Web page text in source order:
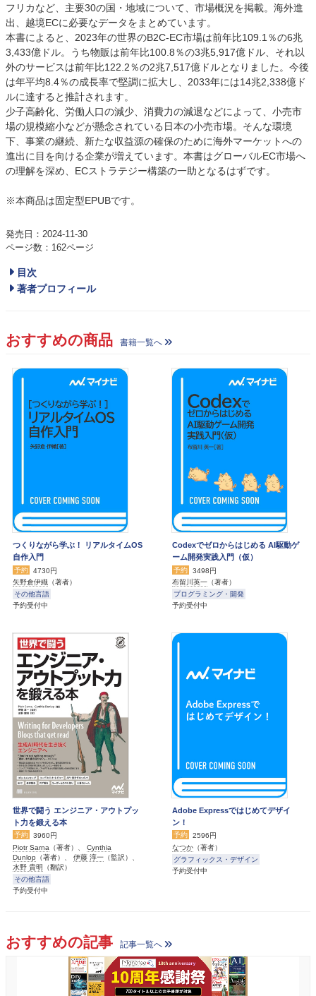
フリカなど、主要30の国・地域について、市場概況を掲載。海外進
出、越境ECに必要なデータをまとめています。
本書によると、2023年の世界のB2C-EC市場は前年比109.1％の6兆
3,433億ドル。うち物販は前年比100.8％の3兆5,917億ドル、それ以
外のサービスは前年比122.2％の2兆7,517億ドルとなりました。今後
は年平均8.4％の成長率で堅調に拡大し、2033年には14兆2,338億ド
ルに達すると推計されます。
少子高齢化、労働人口の減少、消費力の減退などによって、小売市
場の規模縮小などが懸念されている日本の小売市場。そんな環境
下、事業の継続、新たな収益源の確保のために海外マーケットへの
進出に目を向ける企業が増えています。本書はグローバルEC市場へ
の理解を深め、ECストラテジー構築の一助となるはずです。
※本商品は固定型EPUBです。
発売日：2024-11-30
ページ数：162ページ
目次
著者プロフィール
おすすめの商品 書籍一覧へ
つくりながら学ぶ！ リアルタイムOS
自作入門
予約
4730円
矢野倉伊織 （著者）
その他言語
予約受付中
Codexでゼロからはじめる AI駆動ゲ
ーム開発実践入門（仮）
予約
3498円
布留川英一 （著者）
プログラミング・開発
予約受付中
世界で闘う エンジニア・アウトプッ
ト力を鍛える本
予約
3960円
Piotr Sarna （著者）、 Cynthia
Dunlop （著者）、 伊藤 淳一 （監訳）、
水野 貴明 （翻訳）
その他言語
予約受付中
Adobe Expressではじめてデザイ
ン！
予約
2596円
なつか （著者）
グラフィックス・デザイン
予約受付中
おすすめの記事 記事一覧へ